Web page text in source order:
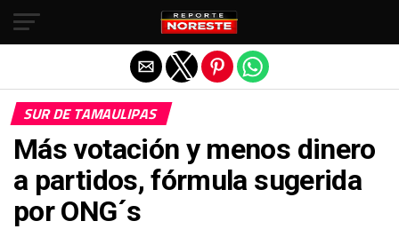
SUR DE TAMAULIPAS
Más votación y menos dinero
a partidos, fórmula sugerida
por ONG´s
Salir de la versión móvil